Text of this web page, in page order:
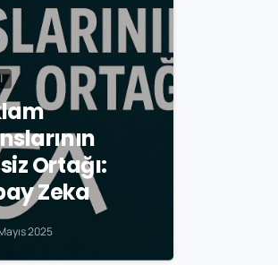
Ortağı:
Zeka
2025